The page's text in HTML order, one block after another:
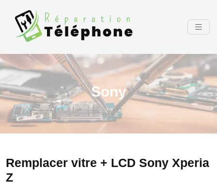
Sony
Remplacer vitre + LCD Sony Xperia
Z